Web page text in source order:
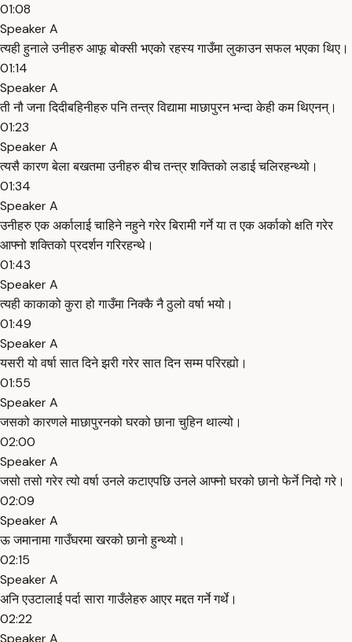
01:08
Speaker A
त्यही हुनाले उनीहरु आफू बोक्सी भएको रहस्य गाउँमा लुकाउन सफल भएका थिए।
01:14
Speaker A
ती नौ जना दिदीबहिनीहरु पनि तन्त्र विद्यामा माछापुरन भन्दा केही कम थिएनन्।
01:23
Speaker A
त्यसै कारण बेला बखतमा उनीहरु बीच तन्त्र शक्तिको लडाई चलिरहन्थ्यो।
01:34
Speaker A
उनीहरु एक अर्कालाई चाहिने नहुने गरेर बिरामी गर्ने या त एक अर्काको क्षति गरेर
आफ्नो शक्तिको प्रदर्शन गरिरहन्थे।
01:43
Speaker A
त्यही काकाको कुरा हो गाउँमा निक्कै नै ठुलो वर्षा भयो।
01:49
Speaker A
यसरी यो वर्षा सात दिने झरी गरेर सात दिन सम्म परिरह्यो।
01:55
Speaker A
जसको कारणले माछापुरनको घरको छाना चुहिन थाल्यो।
02:00
Speaker A
जसो तसो गरेर त्यो वर्षा उनले कटाएपछि उनले आफ्नो घरको छानो फेर्ने निदो गरे।
02:09
Speaker A
ऊ जमानामा गाउँघरमा खरको छानो हुन्थ्यो।
02:15
Speaker A
अनि एउटालाई पर्दा सारा गाउँलेहरु आएर मद्दत गर्ने गर्थे।
02:22
Speaker A